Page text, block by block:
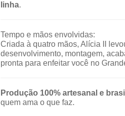
linha.
Tempo e mãos envolvidas:
Criada à quatro mãos, Alícia II
desenvolvimento, montagem,
pronta para enfeitar você no
Produção 100% artesanal e
quem ama o que faz.